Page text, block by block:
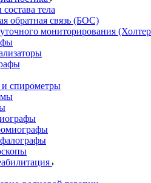
тела
обратная связь (БОС)
мониторирования
спирометры